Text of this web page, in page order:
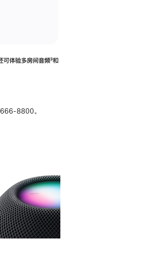
可体验多‍房‍间音频脚
³和
8800。
图库 图像 5